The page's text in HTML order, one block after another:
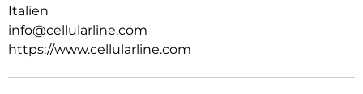
Italien
info@cellularline.com
https://www.cellularline.com